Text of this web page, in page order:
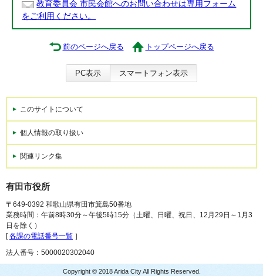
教育委員会 市民会館へのお問い合わせは専用フォーム
をご利用ください。
前のページへ戻る トップページへ戻る
PC表示 スマートフォン表示
このサイトについて
個人情報の取り扱い
関連リンク集
有田市役所
〒649-0392 和歌山県有田市箕島50番地
業務時間：午前8時30分～午後5時15分（土曜、日曜、祝日、12月29日～1月3
日を除く）
[各課の電話番号一覧 ］
法人番号：5000020302040
Copyright © 2018 Arida City All Rights Reserved.